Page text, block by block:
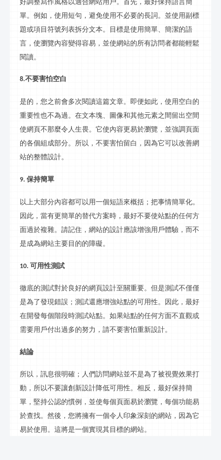
好調整寫作風格以適合網站用戶。首先，最好保持語言簡
單。例如，使用短句，避免使用不必要的長詞。並使用副標
題或項目符號列表拆分文本。目標是使用簡單、簡潔的語
言，使瀏覽內容變得容易，並使網站的所有訪問者都能輕鬆
閱讀。
8.不要害怕空白
是的，您之前會多次閱讀這篇文章。即便如此，使用空白的
重要性也不為過。在文本塊、圖像和其他元素之間留出空間
使網頁不那麼令人生畏。它使內容更易於瀏覽，並強調頁面
的各個組成部分。所以，不要害怕留白，因為它可以改善網
站的整體設計。
9. 保持簡單
以上大部分內容都可以用一個短語來概括；把事情簡單化。
因此，當有更簡單的替代方案時，最好不要使站點的任何方
面過於複雜。請記住，網站的設計應該增強用戶體驗，而不
是成為網站主要目的的障礙。
10. 可用性測試
徹底的測試對於良好的網頁設計至關重要。但是測試不僅僅
是為了發現錯誤；測試還應增強站點的可用性。因此，最好
在開發每個階段時測試站點。如果站點的任何方面不直觀或
需要用戶付出過多的努力，請不要害怕重新設計。
結論
所以， 訊息很明確；人們訪問網站並不是為了被視覺效果打
動，所以不要讓創新設計降低可用性。相反，最好保持簡
單，堅持公認的慣例，並使每個頁面易於瀏覽，每個功能易
於查找。然後，您將擁有一個令人印象深刻的網站，因為它
易於使用。這將是一個實現其目標的網站。